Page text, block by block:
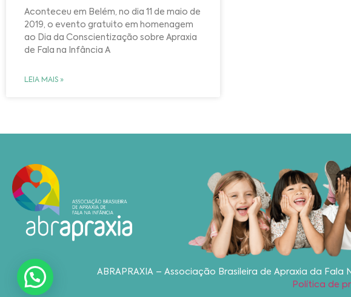
Aconteceu em Belém, no dia 11 de maio de
2019, o evento gratuito em homenagem
ao Dia da Conscientização sobre Apraxia
de Fala na Infância A
LEIA MAIS »
ABRAPRAXIA – Associação Brasileira de Apraxia da
Política de